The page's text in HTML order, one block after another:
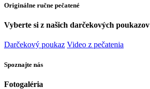
Originálne ručne pečatené
Vyberte si z našich darčekových poukazov
Darčekový poukaz Video z pečatenia
Spoznajte nás
Fotogaléria